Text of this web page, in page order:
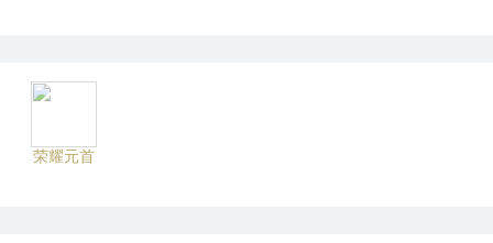
荣耀元首